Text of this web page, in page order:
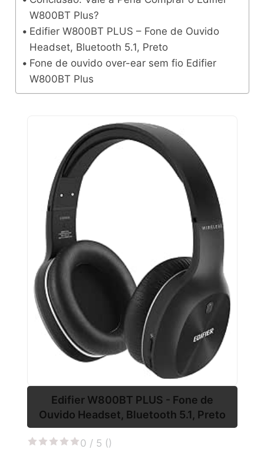
W800BT Plus?
Edifier W800BT PLUS – Fone de Ouvido
Headset, Bluetooth 5.1, Preto
Fone de ouvido over-ear sem fio Edifier
W800BT Plus
Edifier W800BT PLUS - Fone de
Ouvido Headset, Bluetooth 5.1, Preto
0 / 5 ()